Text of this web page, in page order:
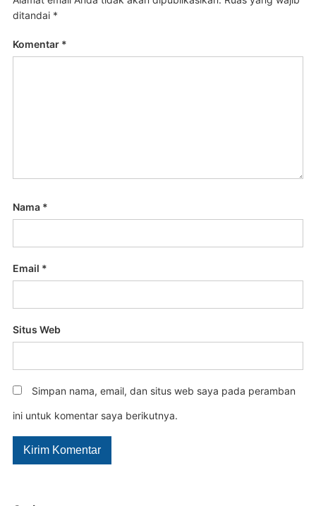
ditandai *
Komentar *
Nama *
Email *
Situs Web
Simpan nama, email, dan situs web saya pada peramban
ini untuk komentar saya berikutnya.